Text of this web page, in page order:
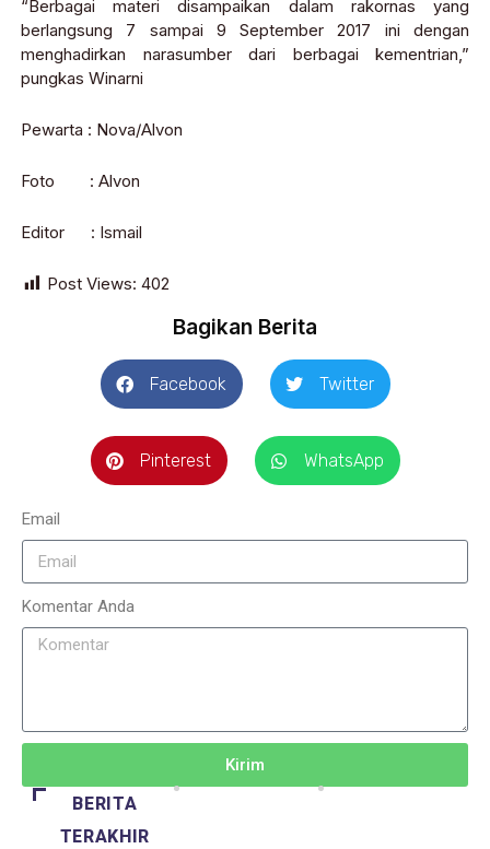
“Berbagai materi disampaikan dalam rakornas yang
berlangsung 7 sampai 9 September 2017 ini dengan
menghadirkan narasumber dari berbagai kementrian,”
pungkas Winarni
Pewarta : Nova/Alvon
Foto : Alvon
Editor : Ismail
Post Views: 402
Bagikan Berita
Facebook Twitter
Pinterest WhatsApp
Email
Komentar Anda
Kirim
BERITA
TERAKHIR